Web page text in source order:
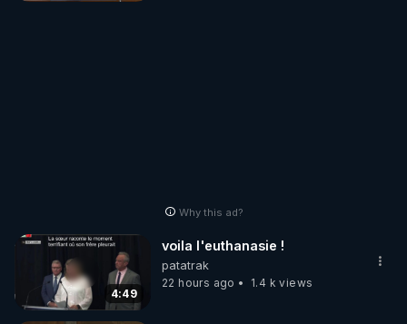
Why this ad?
4:49
voila l'euthanasie !
patatrak
22 hours ago
1.4 k views